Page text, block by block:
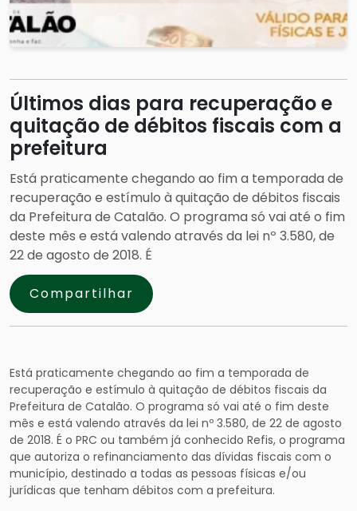
Últimos dias para recuperação e
quitação de débitos fiscais com a
prefeitura
Está praticamente chegando ao fim a temporada de
recuperação e estímulo à quitação de débitos fiscais
da Prefeitura de Catalão. O programa só vai até o fim
deste mês e está valendo através da lei nº 3.580, de
22 de agosto de 2018. É
Compartilhar
Está praticamente chegando ao fim a temporada de
recuperação e estímulo à quitação de débitos fiscais da
Prefeitura de Catalão. O programa só vai até o fim deste
mês e está valendo através da lei nº 3.580, de 22 de agosto
de 2018. É o PRC ou também já conhecido Refis, o programa
que autoriza o refinanciamento das dívidas fiscais com o
município, destinado a todas as pessoas físicas e/ou
jurídicas que tenham débitos com a prefeitura.